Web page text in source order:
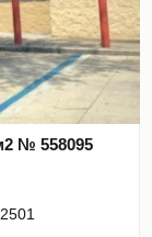
№ 558095